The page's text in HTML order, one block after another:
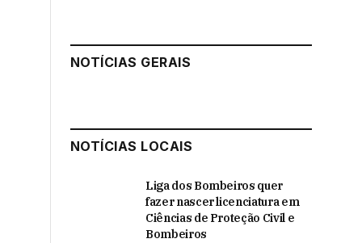
NOTÍCIAS GERAIS
NOTÍCIAS LOCAIS
Liga dos Bombeiros quer
fazer nascer licenciatura em
Ciências de Proteção Civil e
Bombeiros